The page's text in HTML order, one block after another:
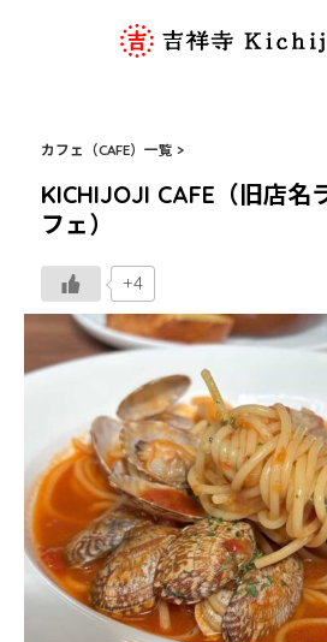
カフェ（CAFE）一覧 >
KICHIJOJI CAFE（旧店名
フェ）
+4